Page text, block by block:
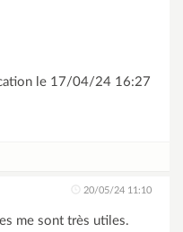
le 17/04/24 16:27
20/05/24 11:10
me sont très utiles.